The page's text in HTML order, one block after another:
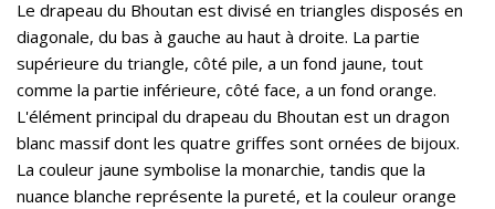
Le drapeau du Bhoutan est divisé en triangles disposés en
diagonale, du bas à gauche au haut à droite. La partie
supérieure du triangle, côté pile, a un fond jaune, tout
comme la partie inférieure, côté face, a un fond orange.
L'élément principal du drapeau du Bhoutan est un dragon
blanc massif dont les quatre griffes sont ornées de bijoux.
La couleur jaune symbolise la monarchie, tandis que la
nuance blanche représente la pureté, et la couleur orange